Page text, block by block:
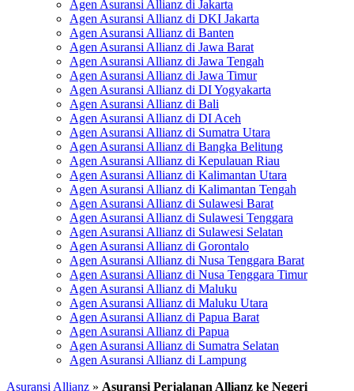
Agen Asuransi Allianz di Jakarta
Agen Asuransi Allianz di DKI Jakarta
Agen Asuransi Allianz di Banten
Agen Asuransi Allianz di Jawa Barat
Agen Asuransi Allianz di Jawa Tengah
Agen Asuransi Allianz di Jawa Timur
Agen Asuransi Allianz di DI Yogyakarta
Agen Asuransi Allianz di Bali
Agen Asuransi Allianz di DI Aceh
Agen Asuransi Allianz di Sumatra Utara
Agen Asuransi Allianz di Bangka Belitung
Agen Asuransi Allianz di Kepulauan Riau
Agen Asuransi Allianz di Kalimantan Utara
Agen Asuransi Allianz di Kalimantan Tengah
Agen Asuransi Allianz di Sulawesi Barat
Agen Asuransi Allianz di Sulawesi Tenggara
Agen Asuransi Allianz di Sulawesi Selatan
Agen Asuransi Allianz di Gorontalo
Agen Asuransi Allianz di Nusa Tenggara Barat
Agen Asuransi Allianz di Nusa Tenggara Timur
Agen Asuransi Allianz di Maluku
Agen Asuransi Allianz di Maluku Utara
Agen Asuransi Allianz di Papua Barat
Agen Asuransi Allianz di Papua
Agen Asuransi Allianz di Sumatra Selatan
Agen Asuransi Allianz di Lampung
Asuransi Allianz » Asuransi Perjalanan Allianz ke Negeri